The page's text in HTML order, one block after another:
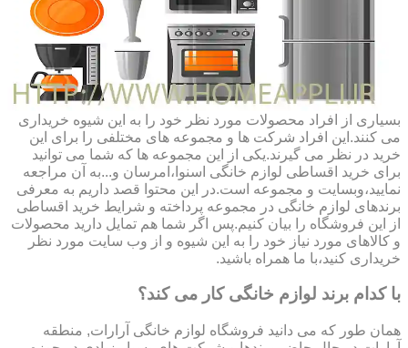
بسیاری از افراد محصولات مورد نظر خود را به این شیوه خریداری
می کنند.این افراد شرکت ها و مجموعه های مختلفی را برای این
خرید در نظر می گیرند.یکی از این مجموعه ها که شما می توانید
برای خرید اقساطی لوازم خانگی اسنوا،امرسان و...به آن مراجعه
نمایید،وبسایت و مجموعه است.در این محتوا قصد داریم به معرفی
برندهای لوازم خانگی در مجموعه پرداخته و شرایط خرید اقساطی
از این فروشگاه را بیان کنیم.پس اگر شما هم تمایل دارید محصولات
و کالاهای مورد نیاز خود را به این شیوه و از وب سایت مورد نظر
خریداری کنید،با ما همراه باشید.
با کدام برند لوازم خانگی کار می کند؟
همان طور که می دانید فروشگاه لوازم خانگی آرارات, منطقه